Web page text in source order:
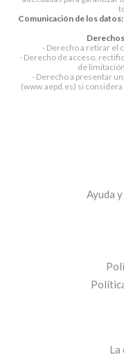
Comunicación de los datos:
- Derecho a retirar el
- Derecho de acceso,
de
- Derecho a presentar
(www.aepd.es) si
Ayuda
La